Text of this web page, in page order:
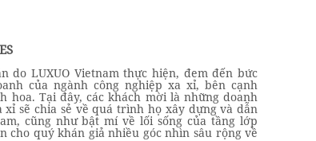
do LUXUO Vietnam thực hiện, đem đến bức
của ngành công nghiệp xa xỉ, bên cạnh
Tại đây, các khách mời là những doanh
sẽ chia sẻ về quá trình họ xây dựng và dẫn
cũng như bật mí về lối sống của tầng lớp
cho quý khán giả nhiều góc nhìn sâu rộng về